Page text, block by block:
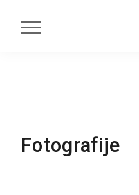
Fotografije